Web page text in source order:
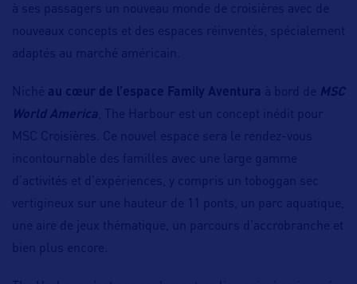
à ses passagers un nouveau monde de croisières avec de
nouveaux concepts et des espaces réinventés, spécialement
adaptés au marché américain.
Niché au cœur de l’espace Family Aventura à bord de MSC
World America , The Harbour est un concept inédit pour
MSC Croisières. Ce nouvel espace sera le rendez-vous
incontournable des familles avec une large gamme
d’activités et d’expériences, y compris un toboggan sec
vertigineux sur une hauteur de 11 ponts, un parc aquatique,
une aire de jeux thématique, un parcours d’accrobranche et
bien plus encore.